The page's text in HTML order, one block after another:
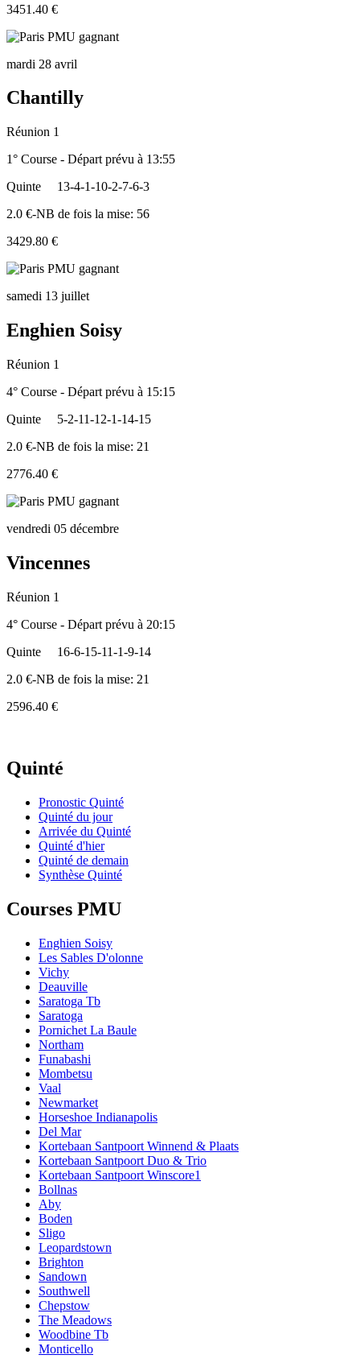
3451.40 €
mardi 28 avril
Chantilly
Réunion 1
1° Course - Départ prévu à 13:55
Quinte
13-4-1-10-2-7-6-3
2.0 €-NB de fois la mise: 56
3429.80 €
samedi 13 juillet
Enghien Soisy
Réunion 1
4° Course - Départ prévu à 15:15
Quinte
5-2-11-12-1-14-15
2.0 €-NB de fois la mise: 21
2776.40 €
vendredi 05 décembre
Vincennes
Réunion 1
4° Course - Départ prévu à 20:15
Quinte
16-6-15-11-1-9-14
2.0 €-NB de fois la mise: 21
2596.40 €
Quinté
Pronostic Quinté
Quinté du jour
Arrivée du Quinté
Quinté d'hier
Quinté de demain
Synthèse Quinté
Courses PMU
Enghien Soisy
Les Sables D'olonne
Vichy
Deauville
Saratoga Tb
Saratoga
Pornichet La Baule
Northam
Funabashi
Mombetsu
Vaal
Newmarket
Horseshoe Indianapolis
Del Mar
Kortebaan Santpoort Winnend & Plaats
Kortebaan Santpoort Duo & Trio
Kortebaan Santpoort Winscore1
Bollnas
Aby
Boden
Sligo
Leopardstown
Brighton
Sandown
Southwell
Chepstow
The Meadows
Woodbine Tb
Monticello